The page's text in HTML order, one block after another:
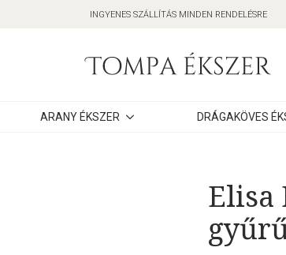
INGYENES SZÁLLÍTÁS MINDEN RENDELÉSRE
ARANY ÉKSZER DRÁGAKÖVES
Elisa